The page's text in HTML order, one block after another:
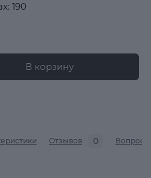
190
В корзину
Отзывов 0 Вопросы